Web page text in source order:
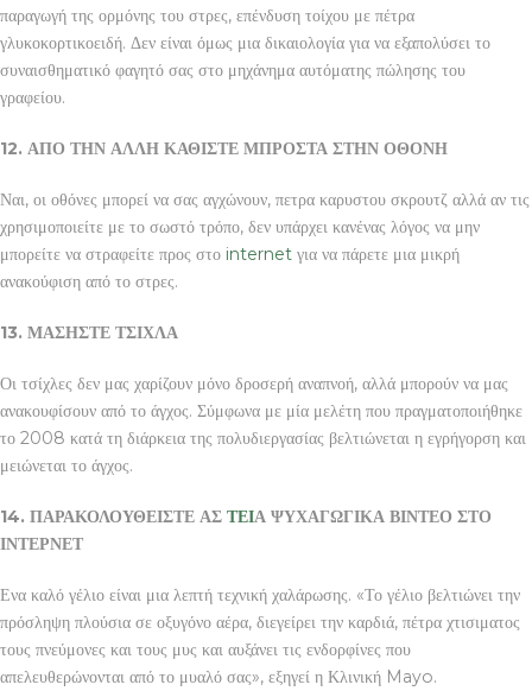
παραγωγή της ορμόνης του στρες, επένδυση τοίχου με πέτρα
γλυκοκορτικοειδή. Δεν είναι όμως μια δικαιολογία για να εξαπολύσει το
συναισθηματικό φαγητό σας στο μηχάνημα αυτόματης πώλησης του
γραφείου.
12. ΑΠΟ ΤΗΝ ΑΛΛΗ ΚΑΘΙΣΤΕ ΜΠΡΟΣΤΑ ΣΤΗΝ ΟΘΟΝΗ
Ναι, οι οθόνες μπορεί να σας αγχώνουν, πετρα καρυστου σκρουτζ αλλά αν τις
χρησιμοποιείτε με το σωστό τρόπο, δεν υπάρχει κανένας λόγος να μην
μπορείτε να στραφείτε προς στο internet για να πάρετε μια μικρή
ανακούφιση από το στρες.
13. ΜΑΣΗΣΤΕ ΤΣΙΧΛΑ
Οι τσίχλες δεν μας χαρίζουν μόνο δροσερή αναπνοή, αλλά μπορούν να μας
ανακουφίσουν από το άγχος. Σύμφωνα με μία μελέτη που πραγματοποιήθηκε
το 2008 κατά τη διάρκεια της πολυδιεργασίας βελτιώνεται η εγρήγορση και
μειώνεται το άγχος.
14. ΠΑΡΑΚΟΛΟΥΘΕΙΣΤΕ ΑΣ ΤΕΙΑ ΨΥΧΑΓΩΓΙΚΑ ΒΙΝΤΕΟ ΣΤΟ
ΙΝΤΕΡΝΕΤ
Ενα καλό γέλιο είναι μια λεπτή τεχνική χαλάρωσης. «Το γέλιο βελτιώνει την
πρόσληψη πλούσια σε οξυγόνο αέρα, διεγείρει την καρδιά, πέτρα χτισιματος
τους πνεύμονες και τους μυς και αυξάνει τις ενδορφίνες που
απελευθερώνονται από το μυαλό σας», εξηγεί η Κλινική Mayo.